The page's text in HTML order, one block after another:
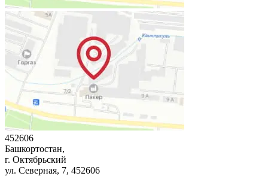
452606
Башкортостан,
г. Октябрьский
ул. Северная, 7, 452606